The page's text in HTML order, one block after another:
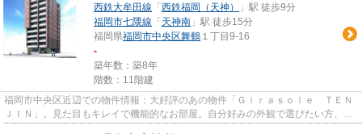
西鉄大牟田線 「西鉄福岡（天神）
」駅 徒歩9分
福岡市七隈線 「天神南 」駅 徒歩15分
福岡県福岡市中央区舞鶴 １丁目9-16
-
築年数：築8年
階数：11階建
福岡市中央区近辺での物件情報：大好評のあの物件「Ｇｉｒａｓｏｌｅ ＴＥＮ
ＪＩＮ」。見た目もキレイで機能的なお部屋。自分好みの外観で選びたい方、鉄
筋コンクリート構造がベスト...